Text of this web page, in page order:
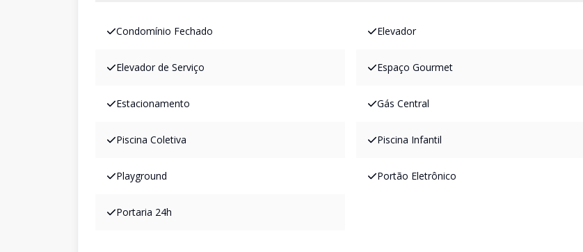
Condomínio Fechado Elevador
Elevador de Serviço Espaço Gourmet
Estacionamento Gás Central
Piscina Coletiva Piscina Infantil
Playground Portão Eletrônico
Portaria 24h